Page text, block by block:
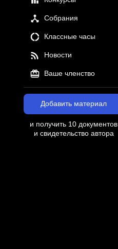
Собрания
Классные часы
Новости
Ваше членство
Добавить материал
и получить 10 документов
и свидетельство автора